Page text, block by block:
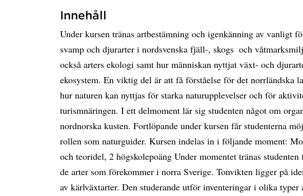
Innehåll
Under kursen tränas artbestämning och igenkänning av vanligt
svamp och djurarter i nordsvenska fjäll-, skogs  och
också arters ekologi samt hur människan nyttjat växt- och
ekosystem. En viktig del är att få förståelse för det norrländska
hur naturen kan nyttjas för starka naturupplevelser och för
turismnäringen. I ett delmoment lär sig studenten något om
nordnorska kusten. Fortlöpande under kursen får studenterna
rollen som naturguider. Kursen indelas in i följande moment:
och teoridel, 2 högskolepoäng Under momentet tränas
de arter som förekommer i norra Sverige. Tonvikten ligger på
av kärlväxtarter. Den studerande utför inventeringar i olika